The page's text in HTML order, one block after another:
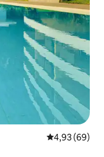
Vidutinis
4,93 (69)